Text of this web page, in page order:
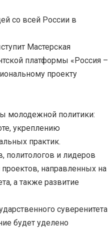
со всей России в
Мастерская
платформы «Россия –
проекту
молодежной политики:
укреплению
практик.
политологов и лидеров
направленных на
а также развитие
суверенитета
будет уделено